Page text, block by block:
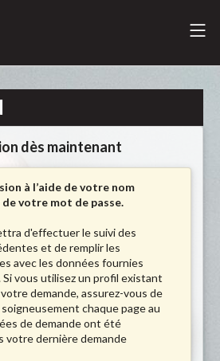
dès maintenant
à l’aide de votre nom
votre mot de passe.
d'effectuer le suivi des
et de remplir les
avec les données fournies
vous utilisez un profil existant
demande, assurez-vous de
chaque page au
de demande ont été
votre dernière demande